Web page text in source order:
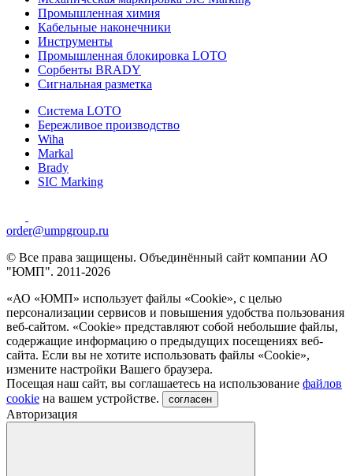
Промышленная химия
Кабельные наконечники
Инструменты
Промышленная блокировка LOTO
Сорбенты BRADY
Сигнальная разметка
Система LOTO
Бережливое производство
Wiha
Markal
Brady
SIC Marking
order@umpgroup.ru
© Все права защищены. Объединённый сайт компании АО
"ЮМП". 2011-2026
«АО «ЮМП» использует файлы «Сookie», с целью
персонализации сервисов и повышения удобства пользования
веб-сайтом. «Cookie» представляют собой небольшие файлы,
содержащие информацию о предыдущих посещениях веб-
сайта. Если вы не хотите использовать файлы «Сookie»,
измените настройки Вашего браузера.
Посещая наш сайт, вы соглашаетесь на использование файлов
cookie на вашем устройстве. согласен
Авторизация